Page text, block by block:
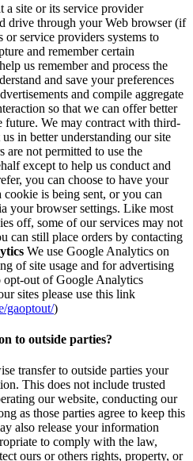
a site or its service provider
drive through your Web browser (if
or service providers systems to
and remember certain
us remember and process the
and save your preferences
and compile aggregate
so that we can offer better
future. We may contract with third-
in better understanding our site
are not permitted to use the
except to help us conduct and
you can choose to have your
is being sent, or you can
your browser settings. Like most
off, some of our services may not
can still place orders by contacting
We use Google Analytics on
of site usage and for advertising
out of Google Analytics
sites please use this link
gaoptout/)
to outside parties?
transfer to outside parties your
This does not include trusted
our website, conducting our
as those parties agree to keep this
also release your information
to comply with the law,
ours or others rights, property, or